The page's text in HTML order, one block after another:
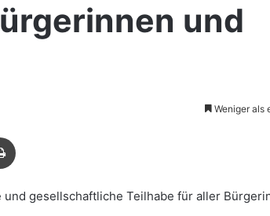
und
Weniger als
gesellschaftliche Teilhabe für aller